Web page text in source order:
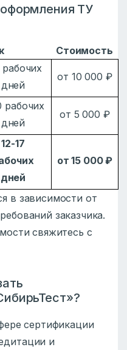
ТУ
Стоимость
дней
от 10 000 ₽
рабочих
дней
от 5 000 ₽
12-17
дней
от 15 000 ₽
в зависимости от
заказчика.
свяжитесь с
сертификации
и